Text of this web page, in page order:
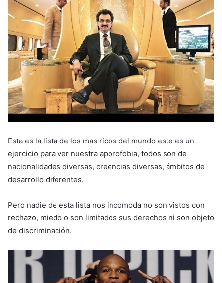
Esta es la lista de los mas ricos del mundo este es un
ejercicio para ver nuestra aporofobia, todos son de
nacionalidades diversas, creencias diversas, ámbitos de
desarrollo diferentes.
Pero nadie de esta lista nos incomoda no son vistos con
rechazo, miedo o son limitados sus derechos ni son objeto
de discriminación.